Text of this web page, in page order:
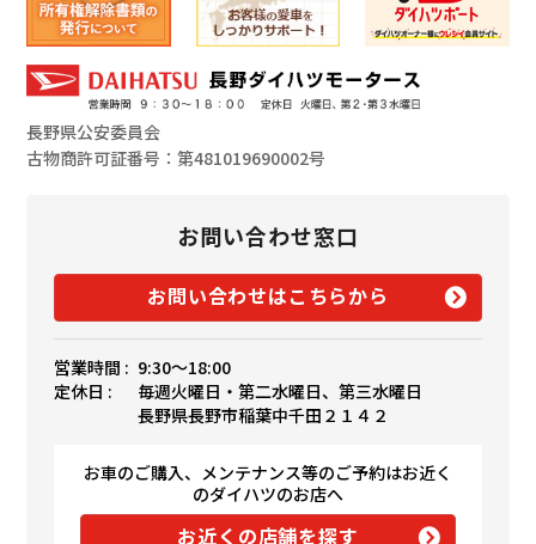
長野県公安委員会
古物商許可証番号：第481019690002号
お問い合わせ窓口
お問い合わせはこちらから
営業時間 : 9:30〜18:00
定休日 :
毎週火曜日・第二水曜日、第三水曜日
長野県長野市稲葉中千田２１４２
お車のご購入、メンテナンス等のご予約はお近く
のダイハツのお店へ
お近くの店舗を探す